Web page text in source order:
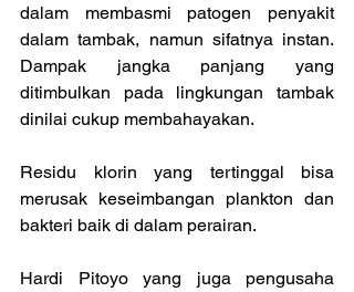
dalam membasmi patogen penyakit
dalam tambak, namun sifatnya instan.
Dampak jangka panjang yang
ditimbulkan pada lingkungan tambak
dinilai cukup membahayakan.
Residu klorin yang tertinggal bisa
merusak keseimbangan plankton dan
bakteri baik di dalam perairan.
Hardi Pitoyo yang juga pengusaha